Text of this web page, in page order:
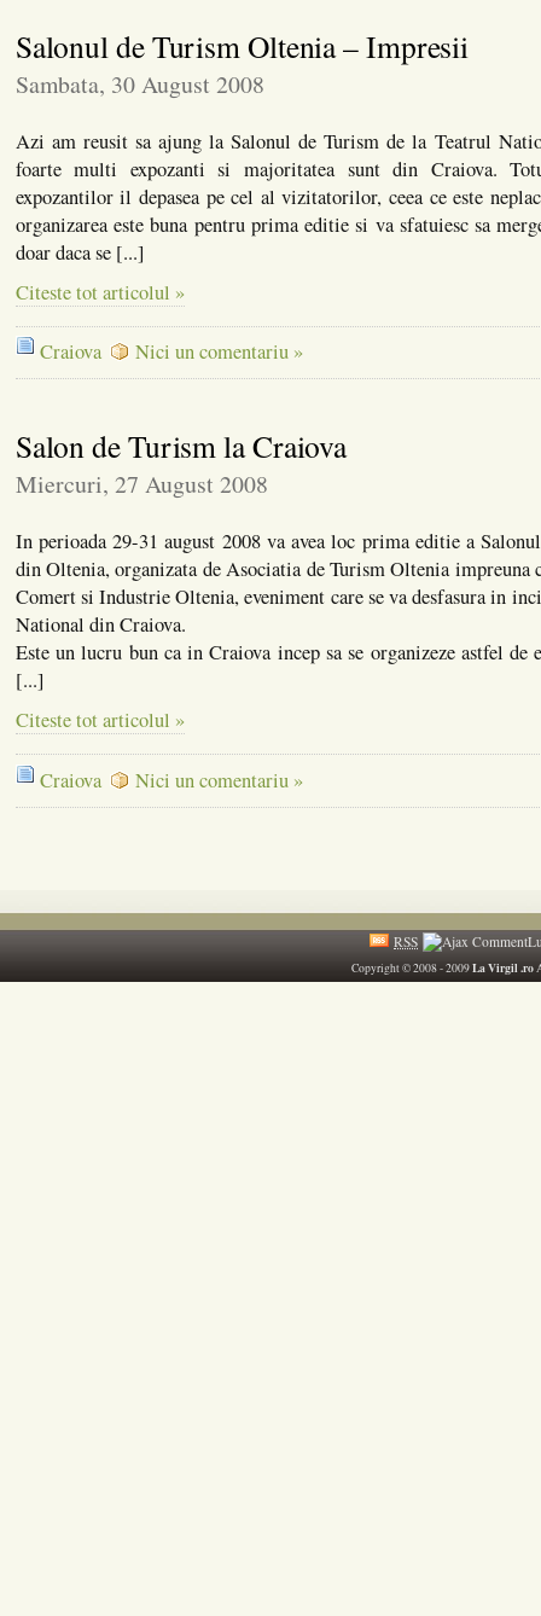
Salonul de Turism Oltenia – Impresii
Sambata, 30 August 2008
Azi am reusit sa ajung la Salonul de Turism de la Teatrul
foarte multi expozanti si majoritatea sunt din Craiova.
expozantilor il depasea pe cel al vizitatorilor, ceea ce este
organizarea este buna pentru prima editie si va sfatuiesc sa
doar daca se [...]
Citeste tot articolul »
Craiova Nici un comentariu »
Salon de Turism la Craiova
Miercuri, 27 August 2008
In perioada 29-31 august 2008 va avea loc prima editie a
din Oltenia, organizata de Asociatia de Turism Oltenia impreuna
Comert si Industrie Oltenia, eveniment care se va desfasura in
National din Craiova.
Este un lucru bun ca in Craiova incep sa se organizeze astfel de
[...]
Citeste tot articolul »
Craiova Nici un comentariu »
RSS
Copyright © 2008 - 2009La Virgil .ro